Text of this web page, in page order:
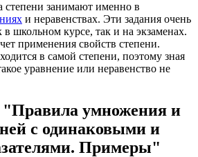
степени занимают именно в
и неравенствах. Эти задания очень
в школьном курсе, так и на экзаменах.
применения свойств степени.
в самой степени, поэтому зная
уравнение или неравенство не
"Правила умножения и
с одинаковыми и
Примеры"